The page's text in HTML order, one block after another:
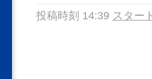
投稿時刻 14:39 スター